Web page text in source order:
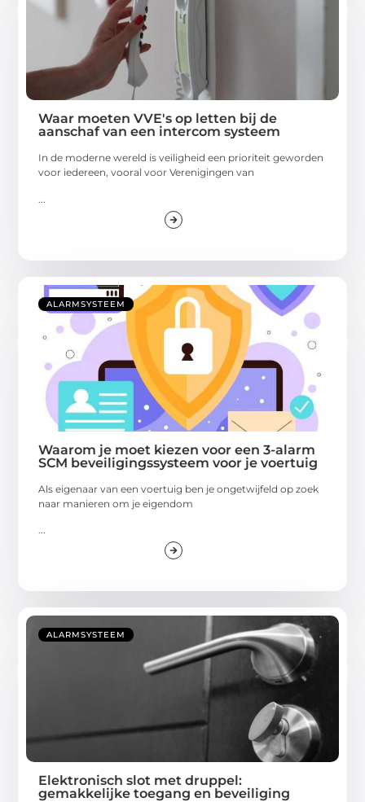
Waar moeten VVE's op letten bij de
aanschaf van een intercom systeem
In de moderne wereld is veiligheid een prioriteit geworden
voor iedereen, vooral voor Verenigingen van
ALARMSYSTEEM
Waarom je moet kiezen voor een 3-alarm
SCM beveiligingssysteem voor je voertuig
Als eigenaar van een voertuig ben je ongetwijfeld op zoek
naar manieren om je eigendom
ALARMSYSTEEM
Elektronisch slot met druppel:
gemakkelijke toegang en beveiliging